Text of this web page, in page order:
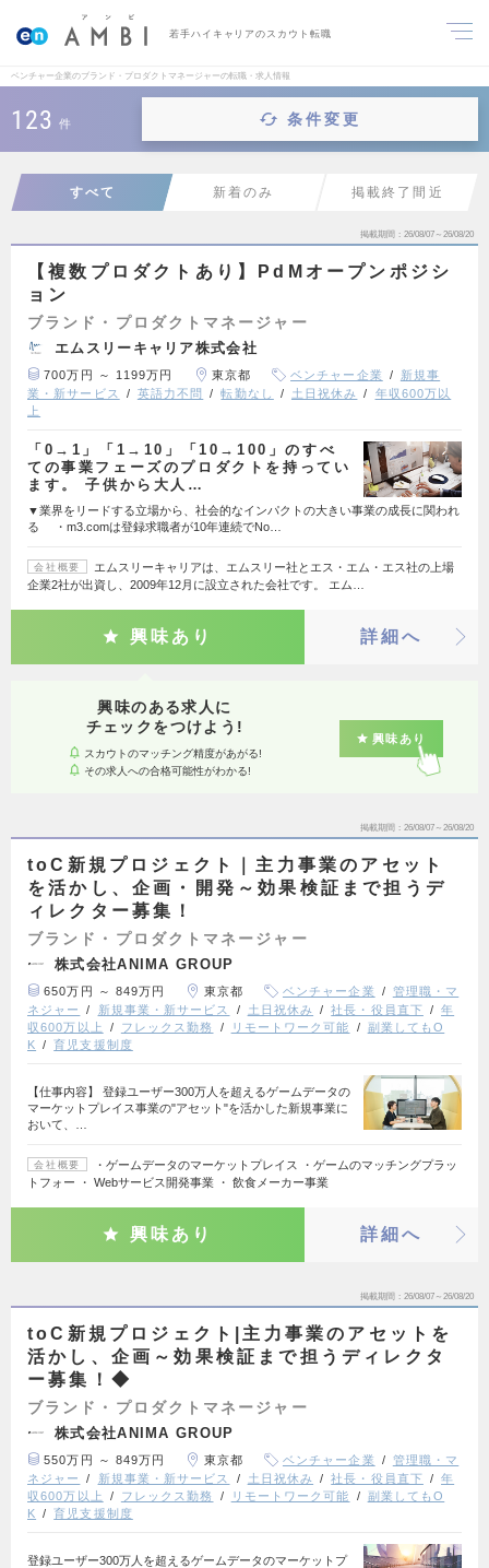
若手ハイキャリアのスカウト転職
ベンチャー企業のブランド・プロダクトマネージャーの転職・求人情報
123 件 条件変更
すべて 新着のみ 掲載終了間近
掲載期間 26/08/07～26/08/20
【複数プロダクトあり】PdMオープンポジシ
ョン
ブランド・プロダクトマネージャー
エムスリーキャリア株式会社
700万円 ～ 1199万円 東京都 ベンチャー企業
新規事
業・新サービス
英語力不問 転勤なし 土日祝休み
年収600万以
上
「0→1」「1→10」「10→100」のすべ
ての事業フェーズのプロダクトを持ってい
ます。 子供から大人…
▼業界をリードする立場から、社会的なインパクトの大きい事業の成長に関われ
る ・m3.comは登録求職者が10年連続でNo…
会社概要
エムスリーキャリアは、エムスリー社とエス・エム・エス社の上場
企業2社が出資し、2009年12月に設立された会社です。 エム…
興味あり 詳細へ
興味のある求人に
チェックをつけよう!
スカウトのマッチング精度があがる!
その求人への合格可能性がわかる!
興味あり
掲載期間 26/08/07～26/08/20
toC新規プロジェクト｜主力事業のアセット
を活かし、企画・開発～効果検証まで担うデ
ィレクター募集！
ブランド・プロダクトマネージャー
株式会社ANIMA GROUP
650万円 ～ 849万円 東京都 ベンチャー企業
管理職・マ
ネジャー
新規事業・新サービス 土日祝休み 社長・役員直下
年
収600万以上
フレックス勤務 リモートワーク可能
副業してもO
K
育児支援制度
【仕事内容】 登録ユーザー300万人を超えるゲームデータの
マーケットプレイス事業の"アセット"を活かした新規事業に
おいて、…
会社概要
・ゲームデータのマーケットプレイス ・ゲームのマッチングプラッ
トフォー ・ Webサービス開発事業 ・ 飲食メーカー事業
興味あり 詳細へ
掲載期間 26/08/07～26/08/20
toC新規プロジェクト|主力事業のアセットを
活かし、企画～効果検証まで担うディレクタ
ー募集！◆
ブランド・プロダクトマネージャー
株式会社ANIMA GROUP
550万円 ～ 849万円 東京都 ベンチャー企業
管理職・マ
ネジャー
新規事業・新サービス 土日祝休み 社長・役員直下
年
収600万以上
フレックス勤務 リモートワーク可能
副業してもO
K
育児支援制度
登録ユーザー300万人を超えるゲームデータのマーケットプ